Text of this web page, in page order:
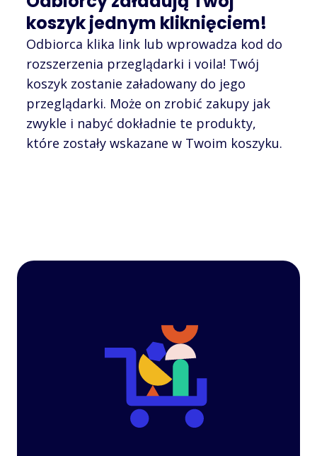
koszyk jednym kliknięciem!
Odbiorca klika link lub wprowadza kod do
rozszerzenia przeglądarki i voila! Twój
koszyk zostanie załadowany do jego
przeglądarki. Może on zrobić zakupy jak
zwykle i nabyć dokładnie te produkty,
które zostały wskazane w Twoim koszyku.